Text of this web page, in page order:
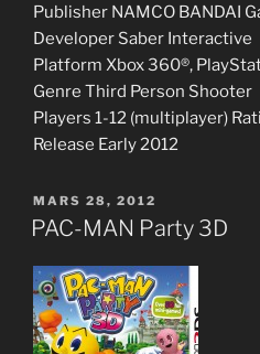
Publisher NAMCO BANDAI
Developer Saber Interactive
Platform Xbox 360®,
Genre Third Person Shooter
Players 1-12 (multiplayer)
Release Early 2012
PUBLIÉ
LE
MARS 28, 2012
PAC-MAN Party 3D